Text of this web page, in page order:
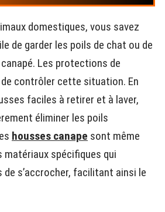
domestiques, vous savez
de garder les poils de chat ou de
Les protections de
contrôler cette situation. En
faciles à retirer et à laver,
éliminer les poils
housses canape sont même
matériaux spécifiques qui
s’accrocher, facilitant ainsi le